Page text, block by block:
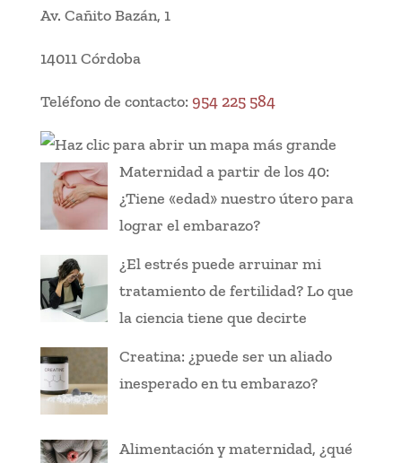
Av. Cañito Bazán, 1
14011 Córdoba
Teléfono de contacto: 954 225 584
Maternidad a partir de los 40:
¿Tiene «edad» nuestro útero para
lograr el embarazo?
¿El estrés puede arruinar mi
tratamiento de fertilidad? Lo que
la ciencia tiene que decirte
Creatina: ¿puede ser un aliado
inesperado en tu embarazo?
Alimentación y maternidad, ¿qué